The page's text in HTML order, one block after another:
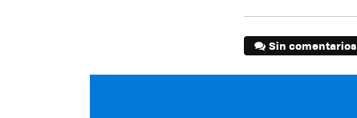
Sin comentarios